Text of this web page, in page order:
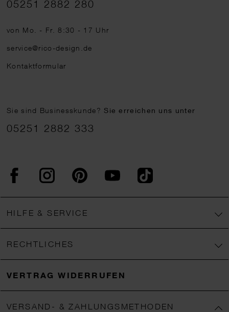
05251 2882 280
von Mo. - Fr. 8:30 - 17 Uhr
service@rico-design.de
Kontaktformular
Sie sind Businesskunde?Sie erreichen uns unter
05251 2882 333
FacebookInstagram PinterestYouTubeTikTok
HILFE & SERVICE
RECHTLICHES
VERTRAG WIDERRUFEN
VERSAND- & ZAHLUNGSMETHODEN